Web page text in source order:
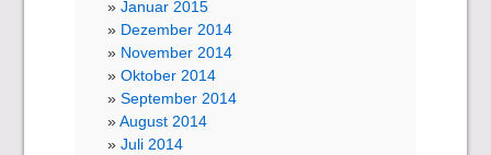
Januar 2015
Dezember 2014
November 2014
Oktober 2014
September 2014
August 2014
Juli 2014